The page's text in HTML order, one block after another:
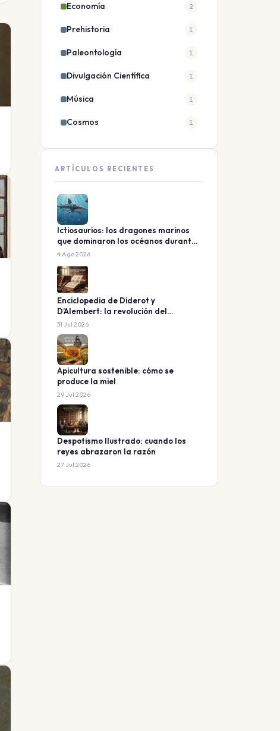
Economía 2
Prehistoria 1
Paleontología 1
Divulgación Científica 1
Música 1
Cosmos 1
ARTÍCULOS RECIENTES
Ictiosaurios: los dragones marinos
que dominaron los océanos durante
160 millones de años
4 Ago 2026
Enciclopedia de Diderot y
D’Alembert: la revolución del
conocimiento
31 Jul 2026
Apicultura sostenible: cómo se
produce la miel
29 Jul 2026
Despotismo Ilustrado: cuando los
reyes abrazaron la razón
27 Jul 2026